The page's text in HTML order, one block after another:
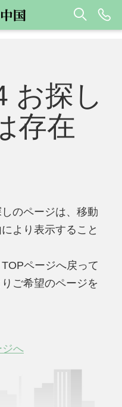
お探し
存在
のページは、移動
より表示すること
ページへ戻って
ご希望のページを
へ